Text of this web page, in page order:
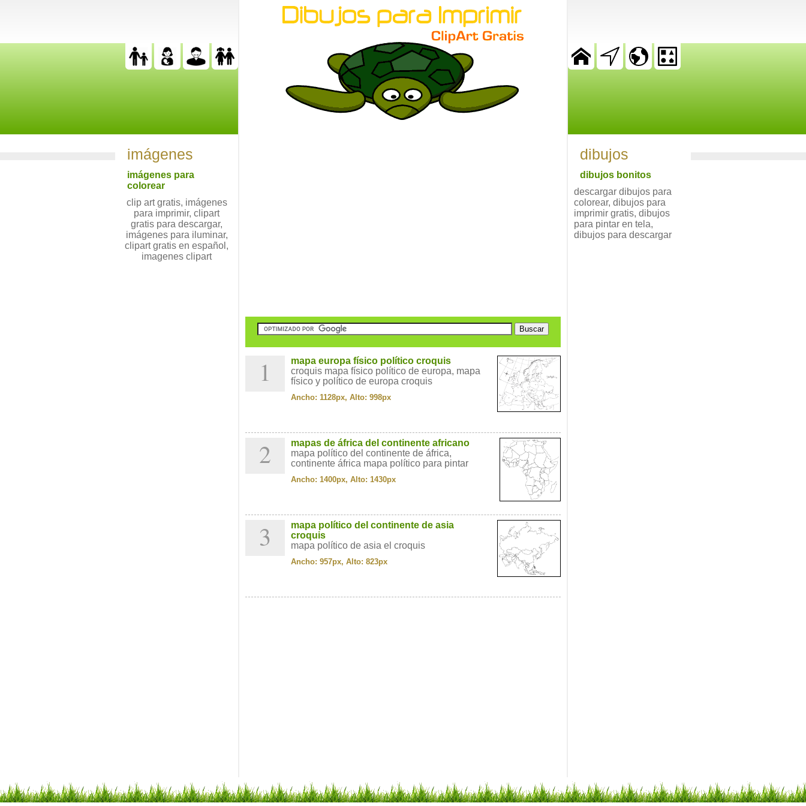
1
mapa europa físico político croquis
croquis mapa físico político de europa, mapa
físico y político de europa croquis
Ancho: 1128px, Alto: 998px
2
mapas de áfrica del continente africano
mapa político del continente de áfrica,
continente áfrica mapa político para pintar
Ancho: 1400px, Alto: 1430px
3
mapa político del continente de asia
croquis
mapa político de asia el croquis
Ancho: 957px, Alto: 823px
imágenes
imágenes para
colorear
clip art gratis, imágenes
para imprimir, clipart
gratis para descargar,
imágenes para iluminar,
clipart gratis en español,
imagenes clipart
dibujos
dibujos bonitos
descargar dibujos para
colorear, dibujos para
imprimir gratis, dibujos
para pintar en tela,
dibujos para descargar